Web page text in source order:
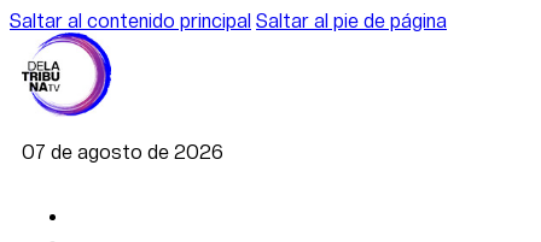
Saltar al contenido principal Saltar al pie de página
07 de agosto de 2026